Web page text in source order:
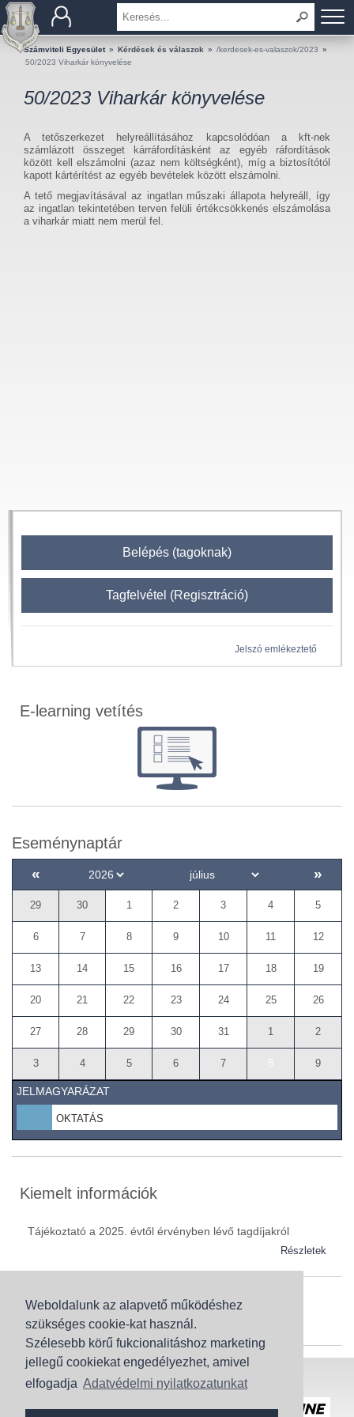
Weboldalunk az alapvető működéshez
szükséges cookie-kat használ.
Szélesebb körű fukcionalitáshoz marketing
jellegű cookiekat engedélyezhet, amivel
elfogadja Adatvédelmi nyilatkozatunkat
BEMUTATKOZÁS
TAGOK
KÉRDÉSEK ÉS VÁLASZOK
TUDÁSTÁR
Számviteli Egyesület » Kérdések és válaszok » /kerdesek-es-valaszok/2023 »
50/2023 Viharkár könyvelése
50/2023 Viharkár könyvelése
A tetőszerkezet helyreállításához kapcsolódóan a kft-nek
számlázott összeget kárráfordításként az egyéb ráfordítások
között kell elszámolni (azaz nem költségként), míg a biztosítótól
kapott kártérítést az egyéb bevételek között elszámolni.
A tető megjavításával az ingatlan műszaki állapota helyreáll, így
az ingatlan tekintetében terven felüli értékcsökkenés elszámolása
a viharkár miatt nem merül fel.
Belépés (tagoknak)
Tagfelvétel (Regisztráció)
Jelszó emlékeztető
E-learning vetítés
Eseménynaptár
« »
29 30 1 2 3 4 5
6 7 8 9 10 11 12
13 14 15 16 17 18 19
20 21 22 23 24 25 26
27 28 29 30 31 1 2
3 4 5 6 7 9
JELMAGYARÁZAT
OKTATÁS
Kiemelt információk
Tájékoztató a 2025. évtől érvényben lévő tagdíjakról
Részletek
Szaknévsor
Szaknévsorunk folyamatosan bővül.
Baranya (62)
Bács-Kiskun (43)
Békés (49)
Honlaptérkép Adatvédelem